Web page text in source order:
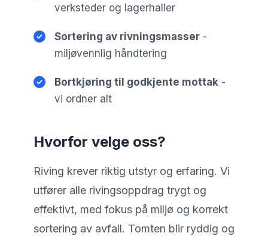
verksteder og lagerhaller
Sortering av rivningsmasser-
miljøvennlig håndtering
Bortkjøring til godkjente mottak-
vi ordner alt
Hvorfor velge oss?
Riving krever riktig utstyr og erfaring. Vi
utfører alle rivingsoppdrag trygt og
effektivt, med fokus på miljø og korrekt
sortering av avfall. Tomten blir ryddig og